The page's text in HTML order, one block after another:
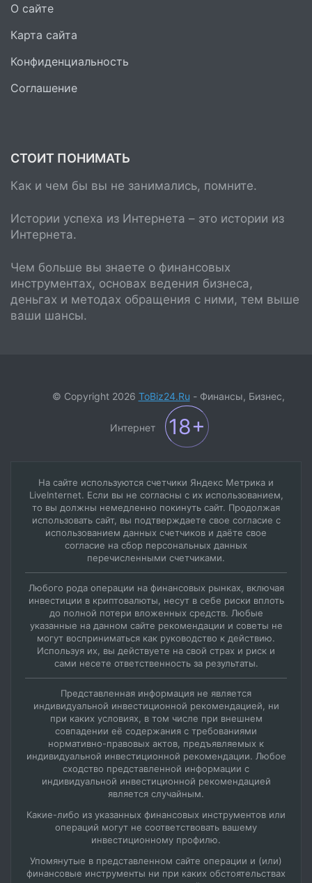
О сайте
Карта сайта
Конфиденциальность
Соглашение
СТОИТ ПОНИМАТЬ
Как и чем бы вы не занимались, помните.
Истории успеха из Интернета – это истории из
Интернета.
Чем больше вы знаете о финансовых
инструментах, основах ведения бизнеса,
деньгах и методах обращения с ними, тем выше
ваши шансы.
© Copyright 2026 ToBiz24.Ru - Финансы, Бизнес,
Интернет
На сайте используются счетчики Яндекс Метрика и
LiveInternet. Если вы не согласны с их использованием,
то вы должны немедленно покинуть сайт. Продолжая
использовать сайт, вы подтверждаете свое согласие с
использованием данных счетчиков и даёте свое
согласие на сбор персональных данных
перечисленными счетчиками.
Любого рода операции на финансовых рынках, включая
инвестиции в криптовалюты, несут в себе риски вплоть
до полной потери вложенных средств. Любые
указанные на данном сайте рекомендации и советы не
могут восприниматься как руководство к действию.
Используя их, вы действуете на свой страх и риск и
сами несете ответственность за результаты.
Представленная информация не является
индивидуальной инвестиционной рекомендацией, ни
при каких условиях, в том числе при внешнем
совпадении её содержания с требованиями
нормативно-правовых актов, предъявляемых к
индивидуальной инвестиционной рекомендации. Любое
сходство представленной информации с
индивидуальной инвестиционной рекомендацией
является случайным.
Какие-либо из указанных финансовых инструментов или
операций могут не соответствовать вашему
инвестиционному профилю.
Упомянутые в представленном сайте операции и (или)
финансовые инструменты ни при каких обстоятельствах